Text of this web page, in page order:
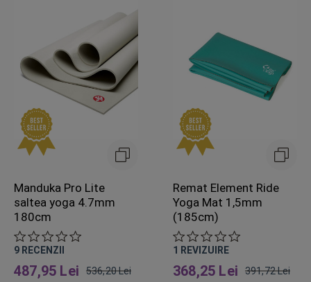
Manduka Pro Lite
saltea yoga 4.7mm
180cm
9 RECENZII
487,95 Lei 536,20 Lei
Remat Element Ride
Yoga Mat 1,5mm
(185cm)
1 REVIZUIRE
368,25 Lei 391,72 Lei